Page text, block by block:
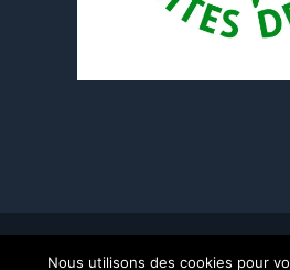
© Copyright 2016 - 2026 |
Nous utilisons des cookies pour